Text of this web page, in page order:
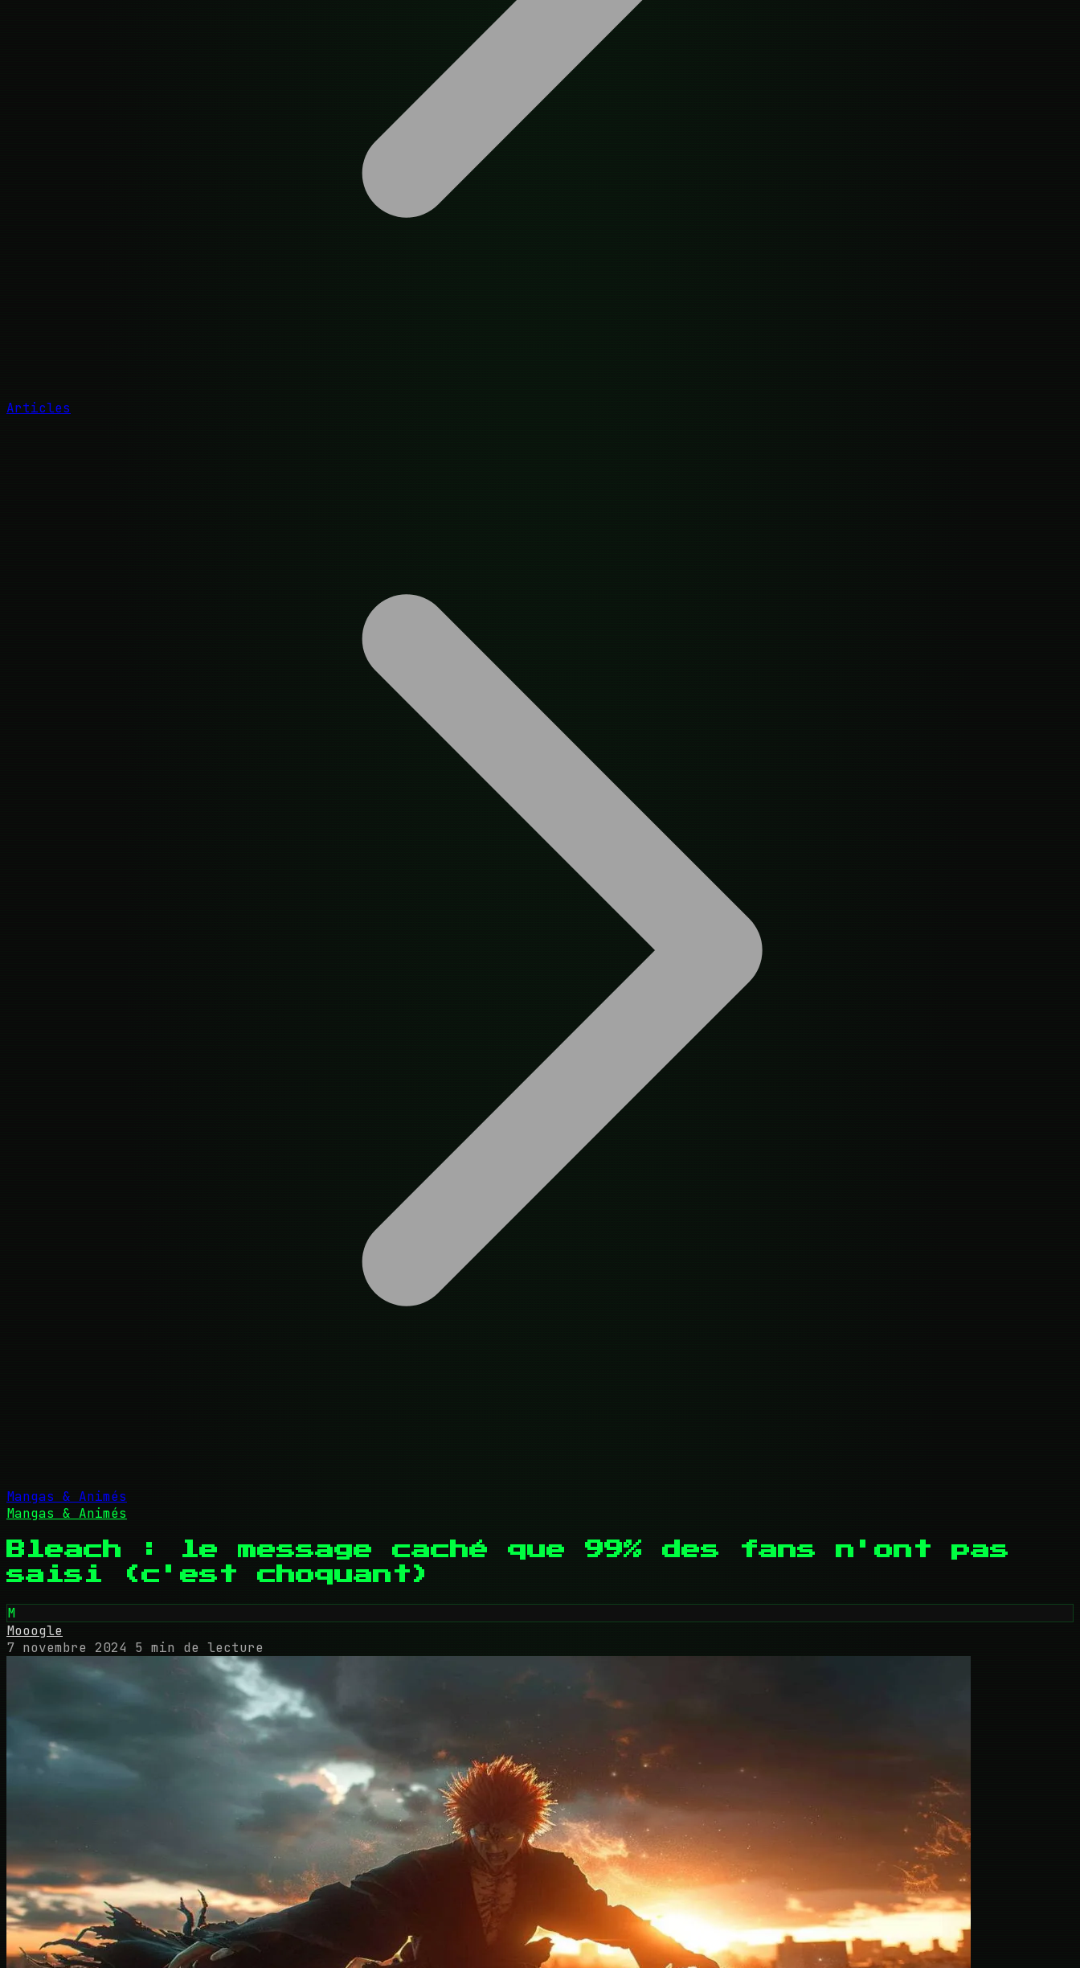
Articles
Mangas & Animés
Mangas & Animés
Bleach : le message caché que 99% des fans n'ont pas
saisi (c'est choquant)
M
Mooogle
7 novembre 2024 5 min de lecture